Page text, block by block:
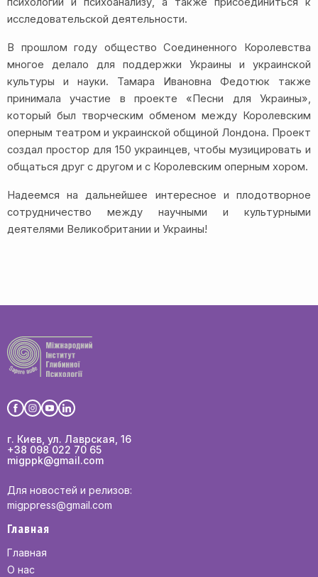
исследовательской деятельности.
В прошлом году общество Соединенного Королевства
многое делало для поддержки Украины и украинской
культуры и науки. Тамара Ивановна Федотюк также
принимала участие в проекте «Песни для Украины»,
который был творческим обменом между Королевским
оперным театром и украинской общиной Лондона. Проект
создал простор для 150 украинцев, чтобы музицировать и
общаться друг с другом и с Королевским оперным хором.
Надеемся на дальнейшее интересное и плодотворное
сотрудничество между научными и культурными
деятелями Великобритании и Украины!
г. Киев, ул. Лаврская, 16
+38 098 022 70 65
migppk@gmail.com
Для новостей и релизов:
migppress@gmail.com
Главная
Главная
О нас